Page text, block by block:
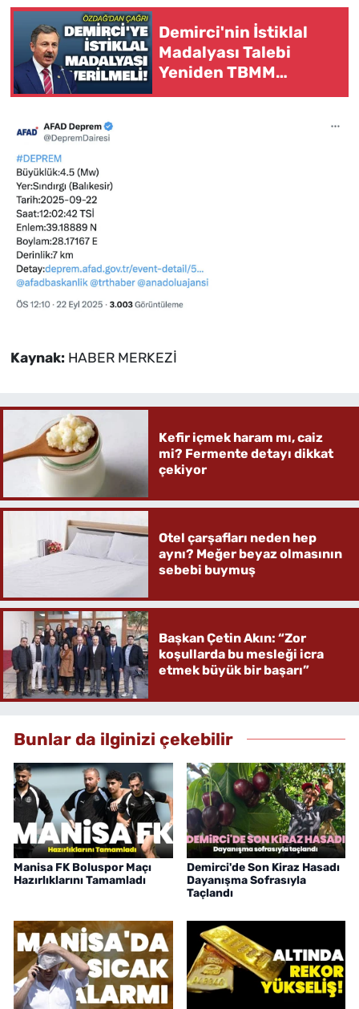
Demirci'nin İstiklal
Madalyası Talebi
Yeniden TBMM
Gündeminde
Kaynak: HABER MERKEZİ
Kefir içmek haram mı, caiz
mi? Fermente detayı dikkat
çekiyor
Otel çarşafları neden hep
aynı? Meğer beyaz olmasının
sebebi buymuş
Başkan Çetin Akın: “Zor
koşullarda bu mesleği icra
etmek büyük bir başarı”
Bunlar da ilginizi çekebilir
Manisa FK Boluspor Maçı
Hazırlıklarını Tamamladı
Demirci'de Son Kiraz Hasadı
Dayanışma Sofrasıyla
Taçlandı